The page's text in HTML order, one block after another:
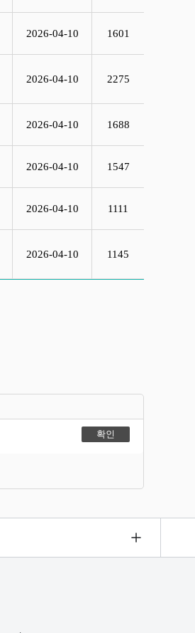
2026-04-10 1601
2026-04-10 2275
2026-04-10 1688
2026-04-10 1547
2026-04-10 1111
2026-04-10 1145